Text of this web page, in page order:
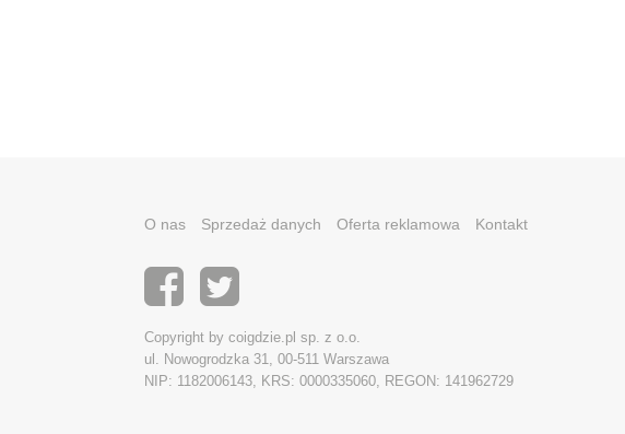
O nas Sprzedaż danych Oferta reklamowa Kontakt
Copyright by coigdzie.pl sp. z o.o.
ul. Nowogrodzka 31, 00-511 Warszawa
NIP: 1182006143, KRS: 0000335060, REGON: 141962729